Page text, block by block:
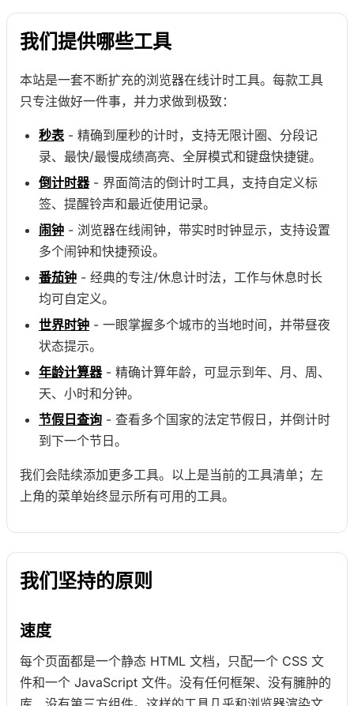
我们提供哪些工具
本站是一套不断扩充的浏览器在线计时工具。每款工具
只专注做好一件事，并力求做到极致：
秒表- 精确到厘秒的计时，支持无限计圈、分段记
录、最快/最慢成绩高亮、全屏模式和键盘快捷键。
倒计时器- 界面简洁的倒计时工具，支持自定义标
签、提醒铃声和最近使用记录。
闹钟 - 浏览器在线闹钟，带实时时钟显示，支持设置
多个闹钟和快捷预设。
番茄钟 - 经典的专注/休息计时法，工作与休息时长
均可自定义。
世界时钟 - 一眼掌握多个城市的当地时间，并带昼夜
状态提示。
年龄计算器- 精确计算年龄，可显示到年、月、周、
天、小时和分钟。
节假日查询 - 查看多个国家的法定节假日，并倒计时
到下一个节日。
我们会陆续添加更多工具。以上是当前的工具清单；左
上角的菜单始终显示所有可用的工具。
我们坚持的原则
速度
每个页面都是一个静态 HTML 文档，只配一个 CSS 文
件和一个 JavaScript 文件。没有任何框架、没有臃肿的